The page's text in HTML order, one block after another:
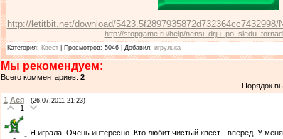
http://letitbit.net/download/
http://stopgame.ru/help/
Категория: Квест| Просмотров: 5046 | Добавил: игрулька
Мы рекомендуем:
Всего комментариев: 2
Порядок
1 Ася (26.07.2011 21:23)
1
Я играла. Очень интересно. Кто любит чистый квест - вперед. У